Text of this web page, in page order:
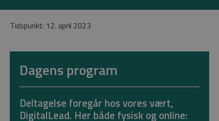
Tidspunkt: 12. april 2023
Dagens program
Deltagelse foregår hos vores vært,
DigitalLead. Her både fysisk og online: